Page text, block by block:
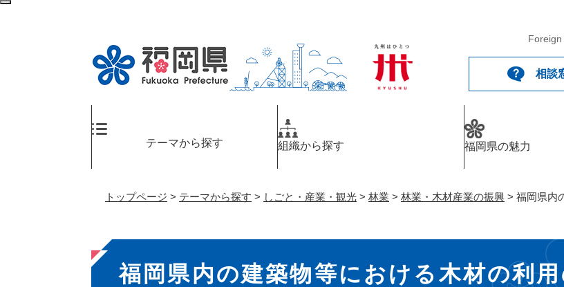
ペ
相談
テーマから探す 組織から探す 福岡県の魅力
トップページ > テーマから探す > しごと・産業・観光 > 林業 > 林業・木材産業の振興 > 福岡県内
本
文
福岡県内の建築物等における木材の利